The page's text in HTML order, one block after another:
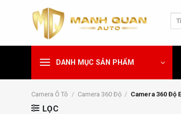
dung
Tìm
DANH MỤC SẢN PHẨM
Camera Ô Tô / Camera 360 Độ / Camera 360 Độ
LỌC